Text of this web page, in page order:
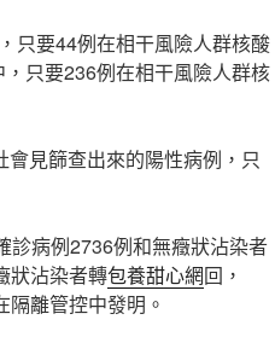
只要44例在相干風險人群核酸
只要236例在相干風險人群核
見篩查出來的陽性病例，只
診病例2736例和無癥狀沾染者
狀沾染者轉包養甜心網回，
離管控中發明。